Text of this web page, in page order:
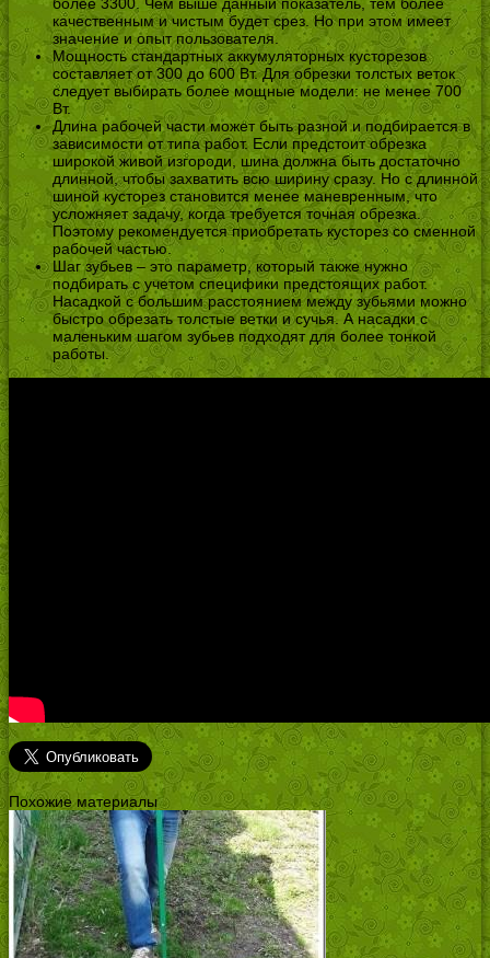
более 3300. Чем выше данный показатель, тем более
качественным и чистым будет срез. Но при этом имеет
значение и опыт пользователя.
Мощность стандартных аккумуляторных кусторезов
составляет от 300 до 600 Вт. Для обрезки толстых веток
следует выбирать более мощные модели: не менее 700
Вт.
Длина рабочей части может быть разной и подбирается в
зависимости от типа работ. Если предстоит обрезка
широкой живой изгороди, шина должна быть достаточно
длинной, чтобы захватить всю ширину сразу. Но с длинной
шиной кусторез становится менее маневренным, что
усложняет задачу, когда требуется точная обрезка.
Поэтому рекомендуется приобретать кусторез со сменной
рабочей частью.
Шаг зубьев – это параметр, который также нужно
подбирать с учетом специфики предстоящих работ.
Насадкой с большим расстоянием между зубьями можно
быстро обрезать толстые ветки и сучья. А насадки с
маленьким шагом зубьев подходят для более тонкой
работы.
Похожие материалы